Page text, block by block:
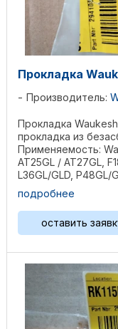
Прокладка
Производитель:
Прокладка
прокладка из
Применяемость:
AT25GL / AT27GL,
L36GL/GLD, P48GL/
L5790GL, ...
подробнее
оставить